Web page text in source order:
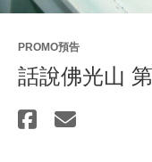
PROMO預告
話說佛光山